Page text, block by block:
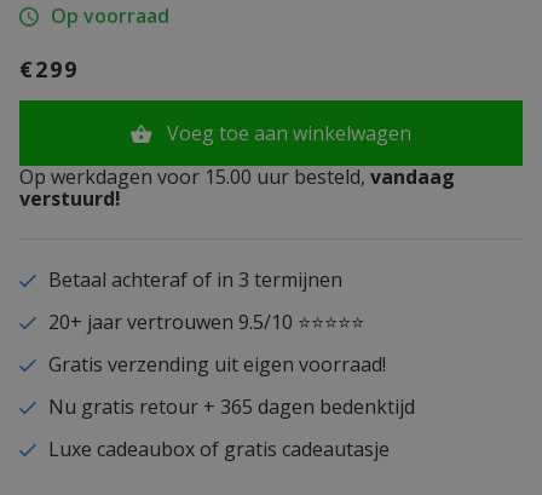
Op voorraad
€299
Voeg toe aan winkelwagen
Op werkdagen voor 15.00 uur besteld, vandaag
verstuurd!
Betaal achteraf of in 3 termijnen
20+ jaar vertrouwen 9.5/10 ⭐⭐⭐⭐⭐
Gratis verzending uit eigen voorraad!
Nu gratis retour + 365 dagen bedenktijd
Luxe cadeaubox of gratis cadeautasje